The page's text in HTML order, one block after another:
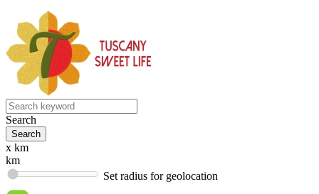
Search
x km
km
Set radius for geolocation